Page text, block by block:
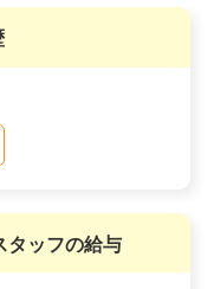
タッフの給与